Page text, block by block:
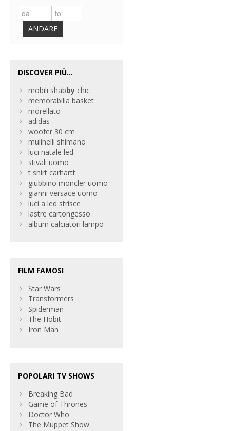
ANDARE
DISCOVER PIÙ...
mobili shabby chic
memorabilia basket
morellato
adidas
woofer 30 cm
mulinelli shimano
luci natale led
stivali uomo
t shirt carhartt
giubbino moncler uomo
gianni versace uomo
luci a led strisce
lastre cartongesso
album calciatori lampo
FILM FAMOSI
Star Wars
Transformers
Spiderman
The Hobit
Iron Man
POPOLARI TV SHOWS
Breaking Bad
Game of Thrones
Doctor Who
The Muppet Show